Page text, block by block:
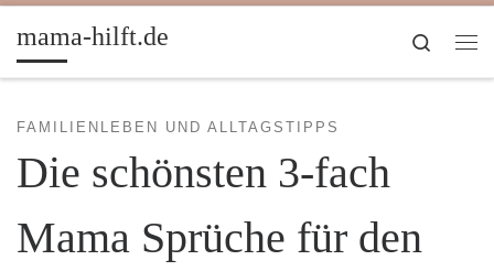
Zum Inhalt springen
mama-hilft.de
Search
FAMILIENLEBEN UND ALLTAGSTIPPS
Die schönsten 3-fach
Mama Sprüche für den